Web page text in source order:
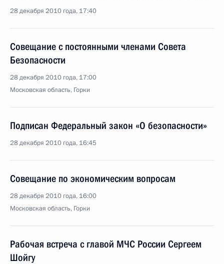
28 декабря 2010 года, 17:40
Совещание с постоянными членами Совета
Безопасности
28 декабря 2010 года, 17:00
Московская область, Горки
Подписан Федеральный закон «О безопасности»
28 декабря 2010 года, 16:45
Совещание по экономическим вопросам
28 декабря 2010 года, 16:00
Московская область, Горки
Рабочая встреча с главой МЧС России Сергеем
Шойгу